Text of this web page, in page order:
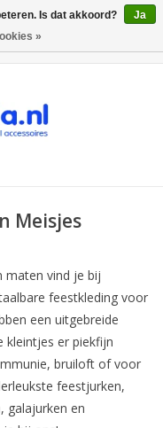
Meisjes
maten vind je bij
feestkleding voor
een uitgebreide
kleintjes er piekfijn
bruiloft of voor
feestjurken,
galajurken en
Is dat akkoord?
Ja
»